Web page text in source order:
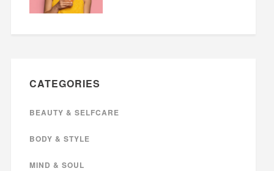
CATEGORIES
BEAUTY & SELFCARE
BODY & STYLE
MIND & SOUL